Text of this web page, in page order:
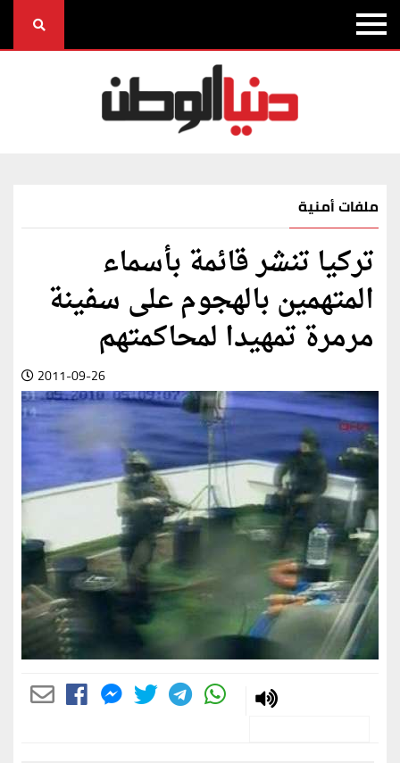
ملفات أمنية
تركيا تنشر قائمة بأسماء
المتهمين بالهجوم على سفينة
مرمرة تمهيدا لمحاكمتهم
2011-09-26